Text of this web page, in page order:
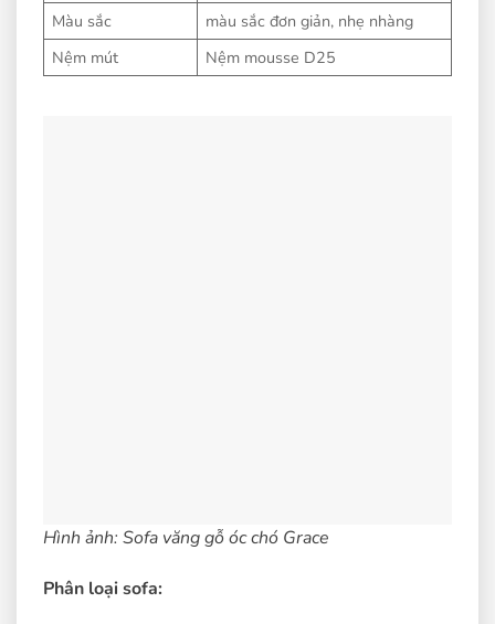
Màu sắc
màu sắc đơn giản, nhẹ nhàng
Nệm mút
Nệm mousse D25
Hình ảnh: Sofa văng gỗ óc chó Grace
Phân loại sofa: